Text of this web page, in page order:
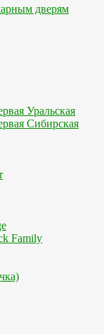
дверям
Уральская
Сибирская
Family